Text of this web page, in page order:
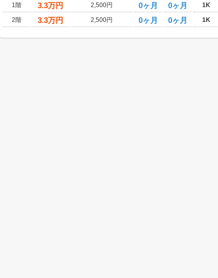
1階
3.3万円 2,500円 0ヶ月 0ヶ月 1K
2階
3.3万円 2,500円 0ヶ月 0ヶ月 1K